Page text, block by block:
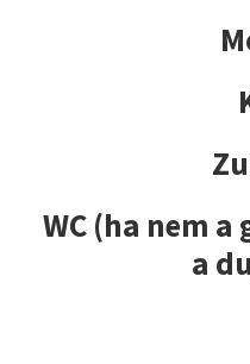
WC (ha nem
a